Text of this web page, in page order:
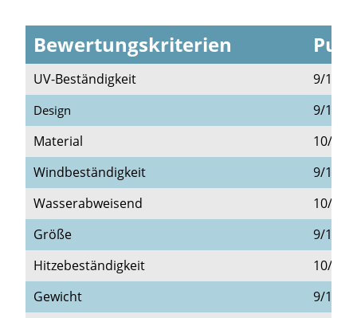
Bewertungskriterien
UV-Beständigkeit 9/10
Design
9/10
Material
10/10
Windbeständigkeit
9/10
Wasserabweisend
10/10
Größe
9/10
Hitzebeständigkeit
10/10
Gewicht
9/10